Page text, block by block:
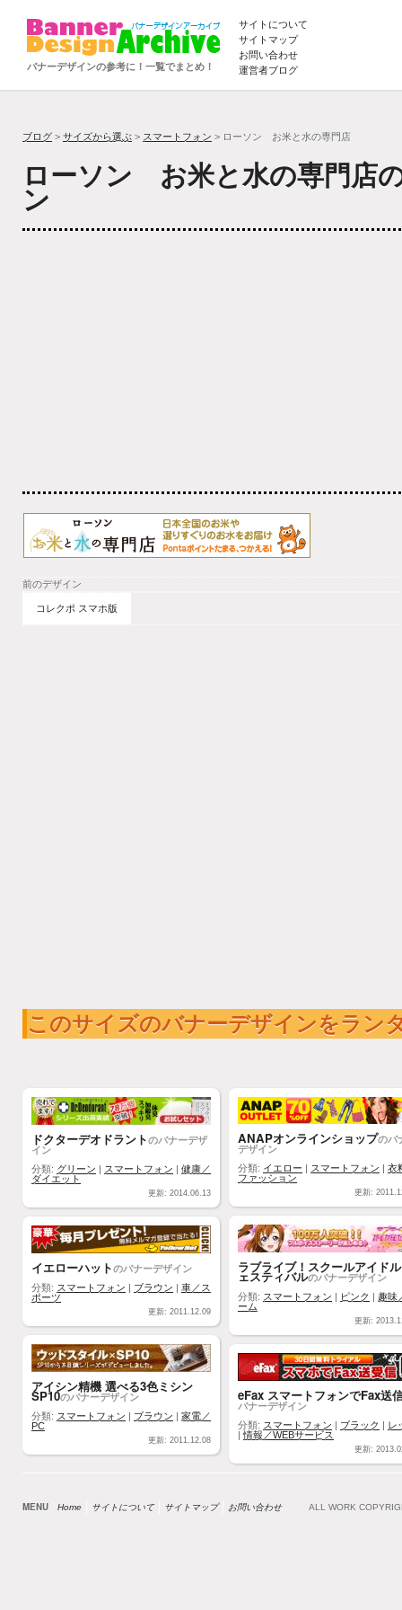
バナーデザインの参考に！一覧でまとめ！
サイトについて
サイトマップ
お問い合わせ
運営者ブログ
ブログ > サイズから選ぶ > スマートフォン > ローソン お米と水の専門店
ローソン お米と水の専門店
ン
前のデザイン
コレクポ スマホ版
このサイズのバナーデザインをラン
ドクターデオドラントのバナーデザ
イン
分類: グリーン スマートフォン
健康／
ダイエット
更新: 2014.06.13
ANAPオンラインショップのバ
デザイン
分類: イエロー スマートフォン
衣
ファッション
更新:
ラブライブ！スクールアイド
ェスティバルのバナーデザイン
分類: スマートフォン ピンク
趣味
ーム
更新:
イエローハットのバナーデザイン
分類: スマートフォン ブラウン
車／ス
ポーツ
更新: 2011.12.09
アイシン精機 選べる3色ミシン
SP10のバナーデザイン
分類: スマートフォン ブラウン
家電／
PC
更新: 2011.12.08
eFax スマートフォンでFax送
バナーデザイン
分類: スマートフォン ブラック
レ
|情報／WEBサービス
更新:
MENU Home サイトについて サイトマップ お問い合わせ ALL WORK